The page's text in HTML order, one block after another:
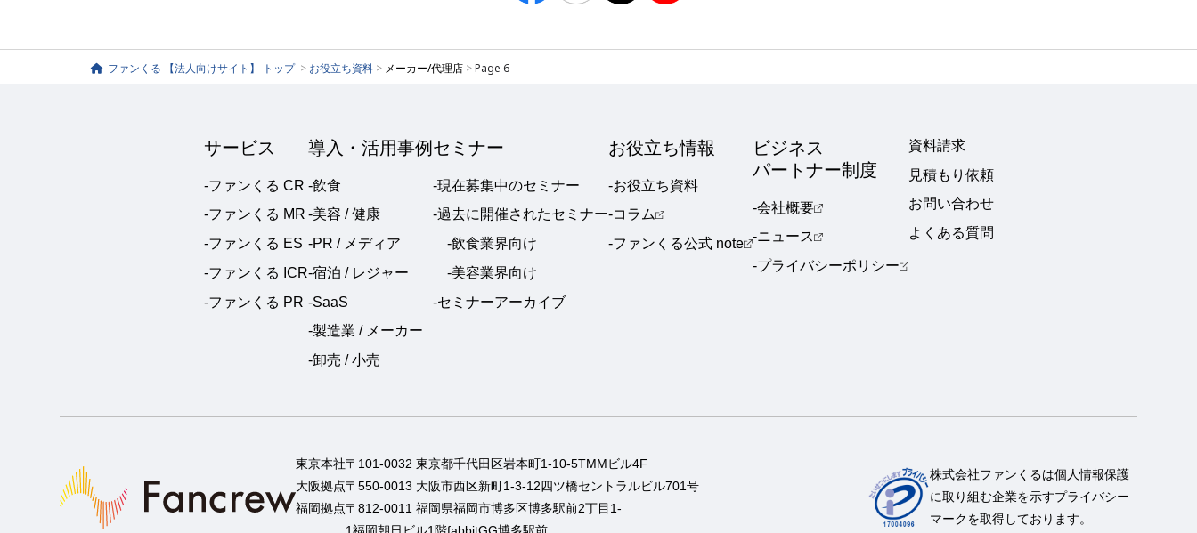
ファンくる 【法人向けサイト】 トップ > お役立ち資料 > メーカー/代理店 >Page 6
サービス
-ファンくる CR
-ファンくる MR
-ファンくる ES
-ファンくる ICR
-ファンくる PR
導入・活用事例
-飲食
-美容 / 健康
-PR / メディア
-宿泊 / レジャー
-SaaS
-製造業 / メーカー
-卸売 / 小売
セミナー
-現在募集中のセミナー
-過去に開催されたセミナー
-飲食業界向け
-美容業界向け
-セミナーアーカイブ
お役立ち情報
-お役立ち資料
-コラム
-ファンくる公式 note
ビジネス
パートナー制度
-会社概要
-ニュース
-プライバシーポリシー
資料請求
見積もり依頼
お問い合わせ
よくある質問
東京本社〒101-0032 東京都千代田区岩本町1-10-5TMMビル4F
大阪拠点〒550-0013 大阪市西区新町1-3-12四ツ橋セントラルビル701号
福岡拠点〒812-0011 福岡県福岡市博多区博多駅前2丁目1-
1福岡朝日ビル1階fabbitGG博多駅前
株式会社ファンくるは個人情報保護
に取り組む企業を示すプライバシー
マークを取得しております。